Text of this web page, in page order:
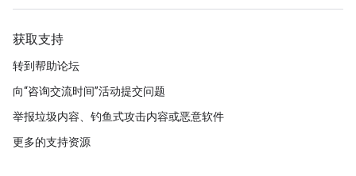
获取支持
转到帮助论坛
向“咨询交流时间”活动提交问题
举报垃圾内容、钓鱼式攻击内容或恶意软件
更多的支持资源